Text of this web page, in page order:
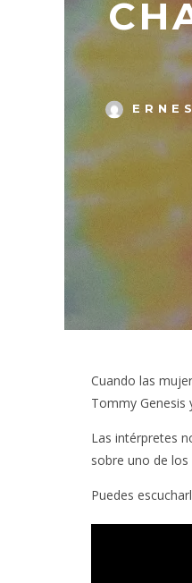
Cuando las
Tommy Genesis
Las intérpretes
sobre uno de
Puedes